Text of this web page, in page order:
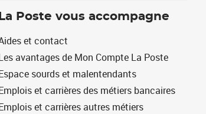
La Poste vous accompagne
et contact
avantages de Mon Compte La Poste
sourds et malentendants
et carrières des métiers bancaires
et carrières autres métiers